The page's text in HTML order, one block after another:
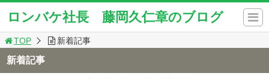
ロンバケ社長 藤岡久仁章のブログ
TOP 新着記事
新着記事